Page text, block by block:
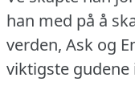
han med på å
verden, Ask og
viktigste